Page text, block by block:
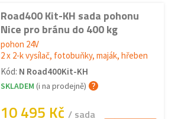
Road400 Kit-KH sada pohonu
Nice pro bránu do 400 kg
pohon 24V
2 x 2-k vysílač, fotobuňky, maják, hřeben
Kód: N Road400Kit-KH
SKLADEM (i na prodejně)
10 495 Kč / sada